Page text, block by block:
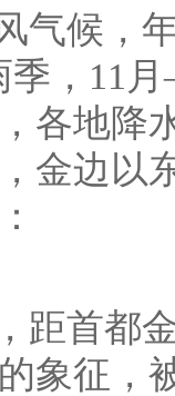
气候，
，11
各地降
金边以
距首都
象征，